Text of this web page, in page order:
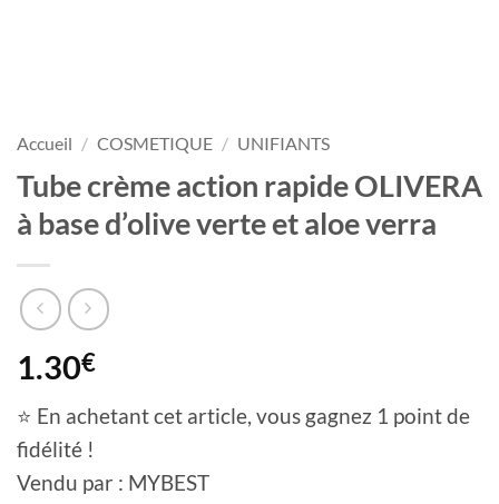
Accueil / COSMETIQUE / UNIFIANTS
Tube crème action rapide OLIVERA
à base d’olive verte et aloe verra
1.30€
⭐ En achetant cet article, vous gagnez 1 point de
fidélité !
Vendu par : MYBEST